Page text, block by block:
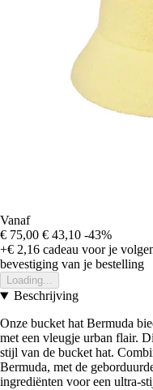
Vanaf
€ 75,00 € 43,10 -43%
+€ 2,16 cadeau voor je
bevestiging van je bestelling
Loading...
Beschrijving
Onze bucket hat Bermuda
met een vleugje urban flair.
stijl van de bucket hat.
Bermuda, met de
ingrediënten voor een ultra-